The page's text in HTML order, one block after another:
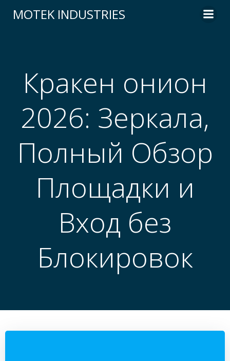
to
MOTEK INDUSTRIES
Кракен онион
2026: Зеркала,
Полный Обзор
Площадки и
Вход без
Блокировок